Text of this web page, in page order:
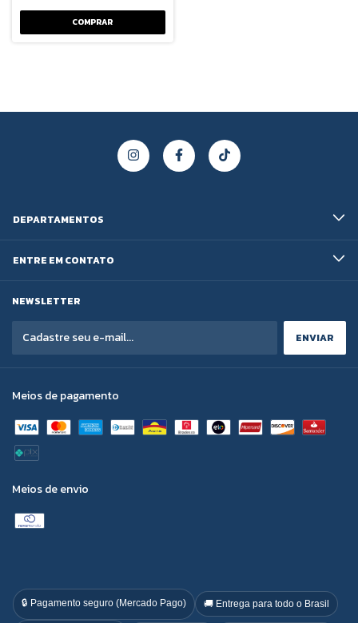
COMPRAR
DEPARTAMENTOS
ENTRE EM CONTATO
NEWSLETTER
Meios de pagamento
Meios de envio
🔒 Pagamento seguro (Mercado Pago) 🚚 Entrega para todo o Brasil